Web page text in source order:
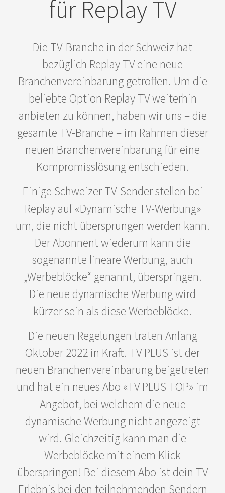
für Replay TV
Die TV-Branche in der Schweiz hat
bezüglich Replay TV eine neue
Branchenvereinbarung getroffen. Um die
beliebte Option Replay TV weiterhin
anbieten zu können, haben wir uns – die
gesamte TV-Branche – im Rahmen dieser
neuen Branchenvereinbarung für eine
Kompromisslösung entschieden.
Einige Schweizer TV-Sender stellen bei
Replay auf «Dynamische TV-Werbung»
um, die nicht übersprungen werden kann.
Der Abonnent wiederum kann die
sogenannte lineare Werbung, auch
„Werbeblöcke“ genannt, überspringen.
Die neue dynamische Werbung wird
kürzer sein als diese Werbeblöcke.
Die neuen Regelungen traten Anfang
Oktober 2022 in Kraft. TV PLUS ist der
neuen Branchenvereinbarung beigetreten
und hat ein neues Abo «TV PLUS TOP» im
Angebot, bei welchem die neue
dynamische Werbung nicht angezeigt
wird. Gleichzeitig kann man die
Werbeblöcke mit einem Klick
überspringen! Bei diesem Abo ist dein TV
Erlebnis bei den teilnehmenden Sendern